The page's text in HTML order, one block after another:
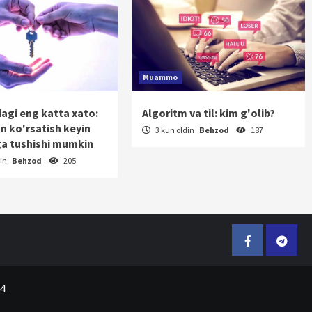
eng katta xato:
ko'rsatish keyin
tushishi mumkin
Behzod 205
Muammo
Algoritm va til: kim g'olib?
3 kun oldin Behzod 187
Facebook